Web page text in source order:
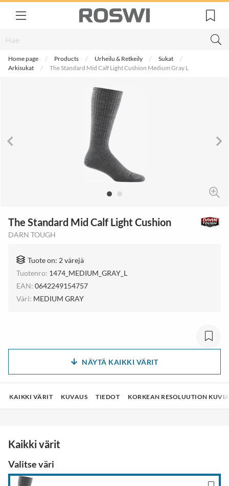
Home page Products Urheilu & Retkeily
Sukat
Arkisukat
The Standard Mid Calf Light Cushion Medium Gray L
The Standard Mid Calf Light Cushion
DARN TOUGH
Tuote on: 2 värejä
Tuotenro: 1474_MEDIUM_GRAY_L
EAN: 0642249154757
Väri: MEDIUM GRAY
NÄYTÄ KAIKKI VÄRIT
KAIKKI VÄRIT KUVAUS TIEDOT KORKEAN RESOLUUTION
Kaikki värit
Valitse väri